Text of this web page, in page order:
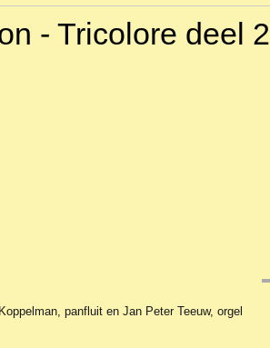
- Tricolore deel 2
panfluit en Jan Peter Teeuw, orgel